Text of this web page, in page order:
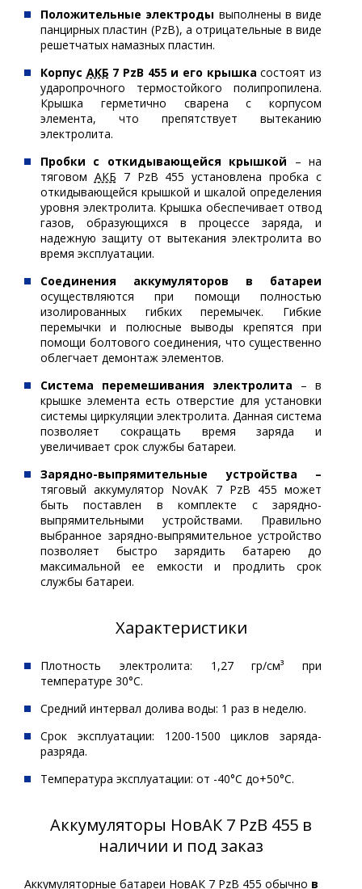
Положительные электроды выполнены в виде
панцирных пластин (PzB), а отрицательные в виде
решетчатых намазных пластин.
Корпус АКБ 7 PzB 455 и его крышка состоят из
ударопрочного термостойкого полипропилена.
Крышка герметично сварена с корпусом
элемента, что препятствует вытеканию
электролита.
Пробки с откидывающейся крышкой – на
тяговом АКБ 7 PzB 455 установлена пробка с
откидывающейся крышкой и шкалой определения
уровня электролита. Крышка обеспечивает отвод
газов, образующихся в процессе заряда, и
надежную защиту от вытекания электролита во
время эксплуатации.
Соединения аккумуляторов в батареи
осуществляются при помощи полностью
изолированных гибких перемычек. Гибкие
перемычки и полюсные выводы крепятся при
помощи болтового соединения, что существенно
облегчает демонтаж элементов.
Система перемешивания электролита – в
крышке элемента есть отверстие для установки
системы циркуляции электролита. Данная система
позволяет сокращать время заряда и
увеличивает срок службы батареи.
Зарядно-выпрямительные устройства –
тяговый аккумулятор NovAK 7 PzB 455 может
быть поставлен в комплекте с зарядно-
выпрямительными устройствами. Правильно
выбранное зарядно-выпрямительное устройство
позволяет быстро зарядить батарею до
максимальной ее емкости и продлить срок
службы батареи.
Характеристики
Плотность электролита: 1,27 гр/см³ при
температуре 30°С.
Средний интервал долива воды: 1 раз в неделю.
Срок эксплуатации: 1200-1500 циклов заряда-
разряда.
Температура эксплуатации: от -40°С до+50°С.
Аккумуляторы НовАК 7 PzB 455 в
наличии и под заказ
Аккумуляторные батареи НовАК 7 PzB 455 обычно в